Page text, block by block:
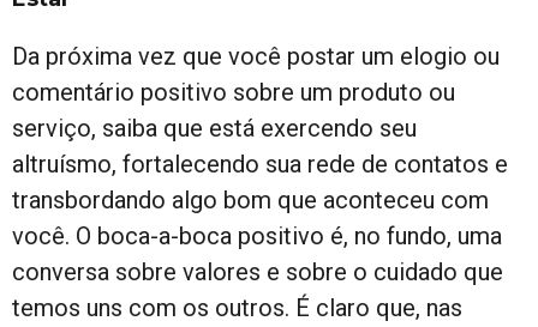
Da próxima vez que você postar um elogio ou
comentário positivo sobre um produto ou
serviço, saiba que está exercendo seu
altruísmo, fortalecendo sua rede de contatos e
transbordando algo bom que aconteceu com
você. O boca-a-boca positivo é, no fundo, uma
conversa sobre valores e sobre o cuidado que
temos uns com os outros. É claro que, nas